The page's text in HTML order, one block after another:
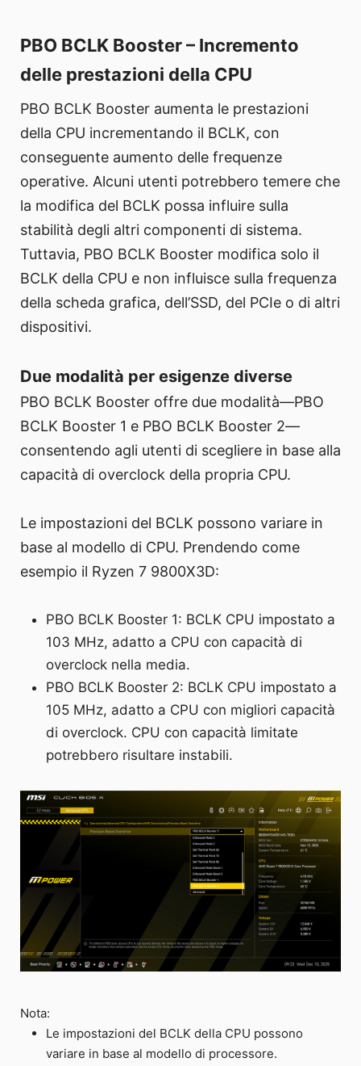
PBO BCLK Booster – Incremento
delle prestazioni della CPU
PBO BCLK Booster aumenta le prestazioni
della CPU incrementando il BCLK, con
conseguente aumento delle frequenze
operative. Alcuni utenti potrebbero temere che
la modifica del BCLK possa influire sulla
stabilità degli altri componenti di sistema.
Tuttavia, PBO BCLK Booster modifica solo il
BCLK della CPU e non influisce sulla frequenza
della scheda grafica, dell’SSD, del PCIe o di altri
dispositivi.
Due modalità per esigenze diverse
PBO BCLK Booster offre due modalità—PBO
BCLK Booster 1 e PBO BCLK Booster 2—
consentendo agli utenti di scegliere in base alla
capacità di overclock della propria CPU.
Le impostazioni del BCLK possono variare in
base al modello di CPU. Prendendo come
esempio il Ryzen 7 9800X3D:
PBO BCLK Booster 1: BCLK CPU impostato a
103 MHz, adatto a CPU con capacità di
overclock nella media.
PBO BCLK Booster 2: BCLK CPU impostato a
105 MHz, adatto a CPU con migliori capacità
di overclock. CPU con capacità limitate
potrebbero risultare instabili.
Nota:
Le impostazioni del BCLK della CPU possono
variare in base al modello di processore.